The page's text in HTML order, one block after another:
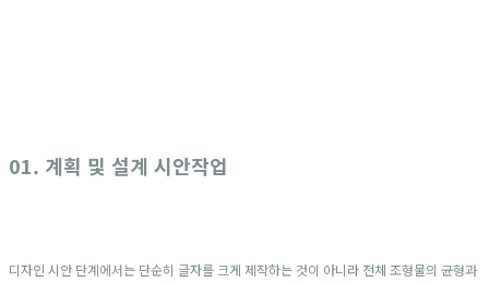
01. 계획 및 설계 시안작업
디자인 시안 단계에서는 단순히 글자를 크게 제작하는 것이 아니라 전체 조형물의 균형과